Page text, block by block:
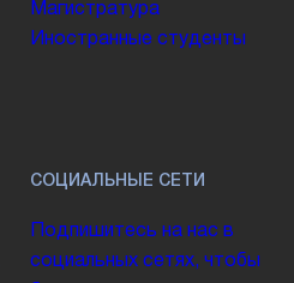
Магистратура
Иностранные студенты
СОЦИАЛЬНЫЕ СЕТИ
Подпишитесь на нас в
социальных сетях, чтобы